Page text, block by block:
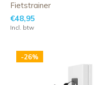
Fietstrainer
€48,95
Incl. btw
-26%